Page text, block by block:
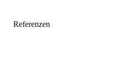
Referenzen